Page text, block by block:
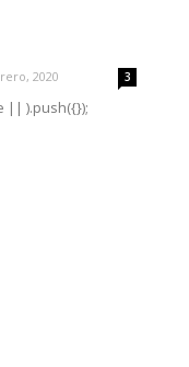
2020 3
|| ).push({});